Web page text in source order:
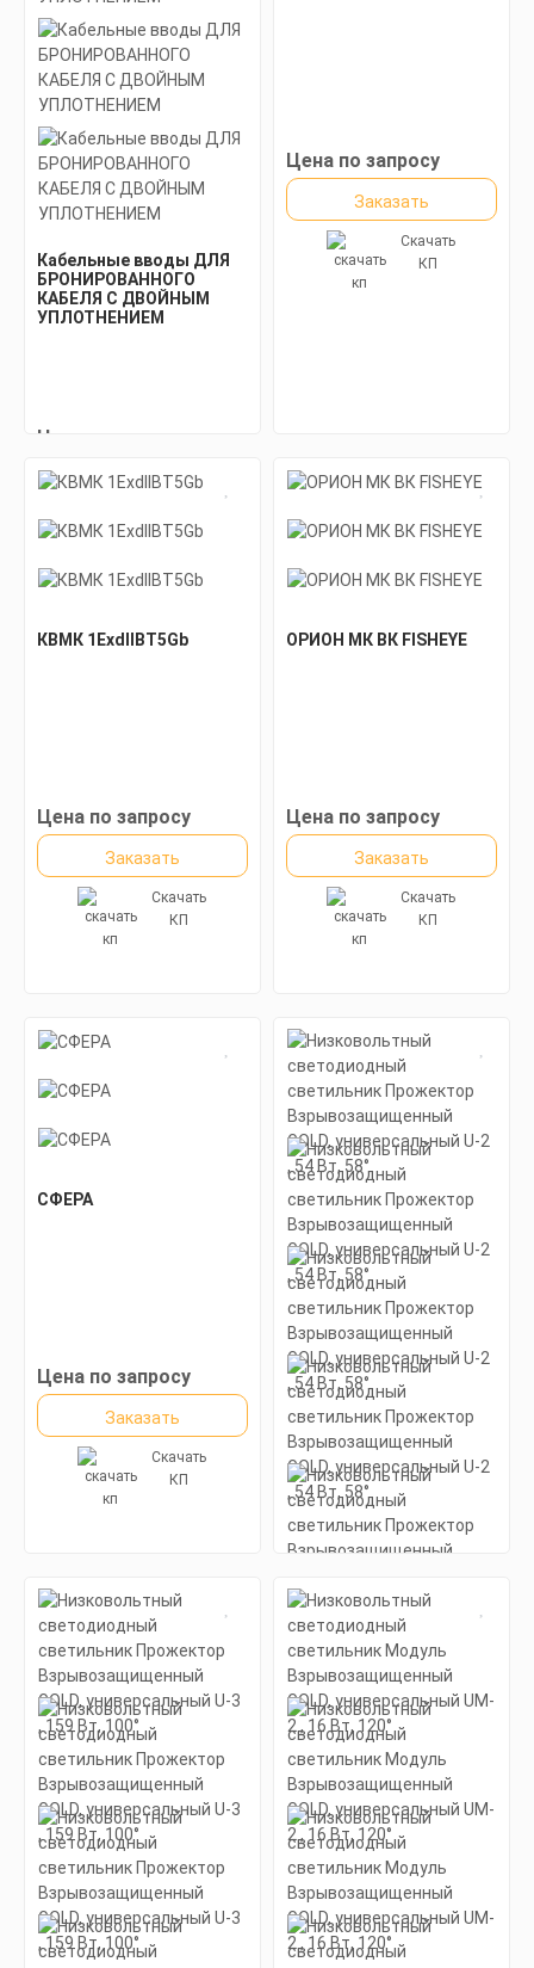
Кабельные вводы ДЛЯ
БРОНИРОВАННОГО
КАБЕЛЯ С ДВОЙНЫМ
УПЛОТНЕНИЕМ
Цена по запросу
Заказать
КП
Цена по запросу
Заказать
Скачать
КП
КВМК 1ExdIIBT5Gb
Цена по запросу
Заказать
Скачать
КП
ОРИОН МК ВК FISHEYE
Цена по запросу
Заказать
Скачать
КП
СФЕРА
Цена по запросу
Заказать
Скачать
КП
Код товара - 18509
Низковольтный
светодиодный
светильник Прожектор